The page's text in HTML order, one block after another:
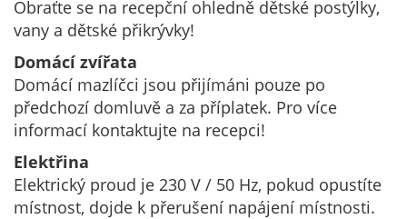
Obraťte se na recepční ohledně dětské postýlky,
vany a dětské přikrývky!
Domácí zvířata
Domácí mazlíčci jsou přijímáni pouze po
předchozí domluvě a za příplatek. Pro více
informací kontaktujte na recepci!
Elektřina
Elektrický proud je 230 V / 50 Hz, pokud opustíte
místnost, dojde k přerušení napájení místnosti.